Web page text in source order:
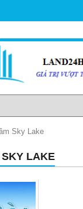
Sky Lake
LAKE